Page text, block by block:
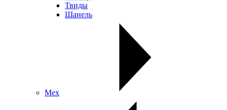
Твиды
Шанель
Мех